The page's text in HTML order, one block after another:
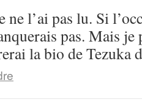
ne l’ai pas lu. Si
pas. Mais je
la bio de Tezuka